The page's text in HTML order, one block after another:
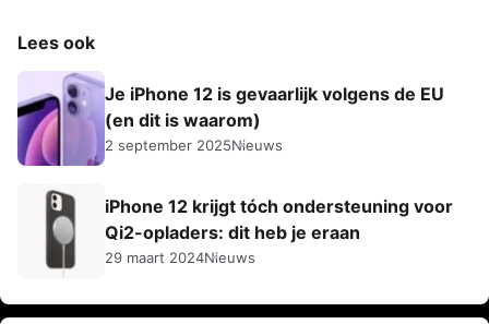
Lees ook
Je iPhone 12 is gevaarlijk volgens de EU
(en dit is waarom)
2 september 2025Nieuws
iPhone 12 krijgt tóch ondersteuning voor
Qi2-opladers: dit heb je eraan
29 maart 2024Nieuws